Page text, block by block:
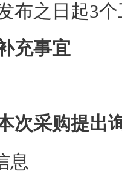
布之日起3
充事宜
次采购提出
息